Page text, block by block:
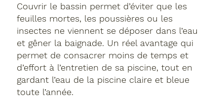
Couvrir le bassin permet d’éviter que les
feuilles mortes, les poussières ou les
insectes ne viennent se déposer dans l’eau
et gêner la baignade. Un réel avantage qui
permet de consacrer moins de temps et
d’effort à l’entretien de sa piscine, tout en
gardant l’eau de la piscine claire et bleue
toute l’année.